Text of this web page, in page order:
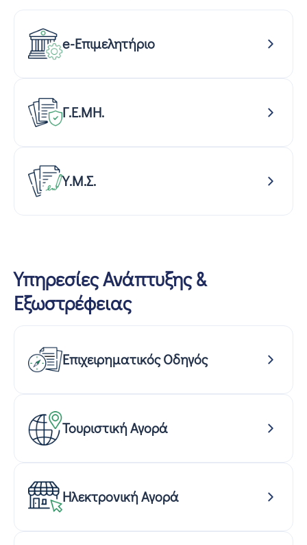
e-Επιμελητήριο
Γ.Ε.ΜΗ.
Υ.Μ.Σ.
Υπηρεσίες Ανάπτυξης &
Εξωστρέφειας
Επιχειρηματικός Οδηγός
Τουριστική Αγορά
Ηλεκτρονική Αγορά